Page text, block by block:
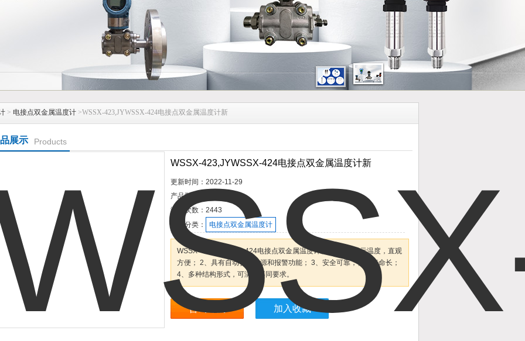
> 电接点双金属温度计 >WSSX-423,JYWSSX-424电接点双金属温度计新
展示 Products
WSSX-423,JYWSSX-424电接点双金属温度计新
更新时间： 2022-11-29
产品型号：
浏览次数： 2443
所属分类：
电接点双金属温度计
WSSX-423,JYWSSX-424电接点双金属温度计新1、现场显示温度，直观
方便； 2、具有自动切断电源和报警功能； 3、安全可靠，使用寿命长；
4、多种结构形式，可满足不同要求。
咨询订购 加入收藏